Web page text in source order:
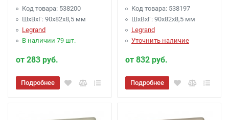
Код товара: 538200
ШхВхГ: 90x82x8,5 мм
Legrand
В наличии 79 шт.
от 283 руб.
Подробнее
Код товара: 538197
ШхВхГ: 90x82x8,5 мм
Legrand
Уточнить наличие
от 832 руб.
Подробнее